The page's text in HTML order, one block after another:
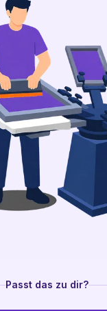
Passt das zu dir?